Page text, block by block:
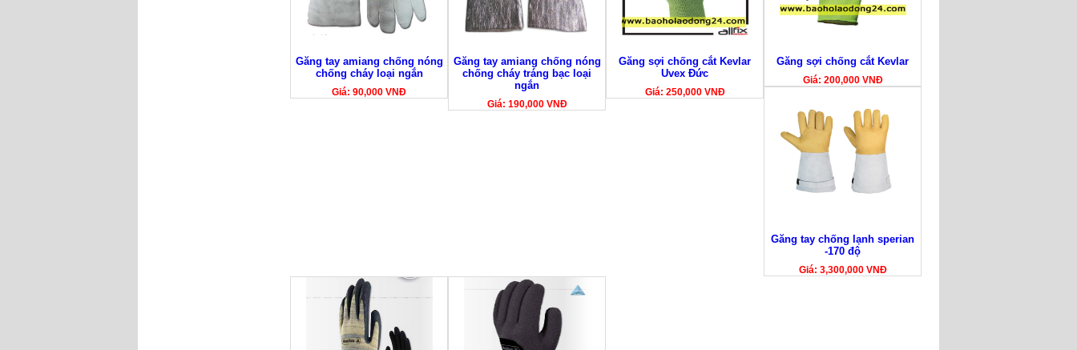
Găng tay amiang chống nóng
chống cháy loại ngắn
Giá: 90,000 VNĐ
Găng tay amiang chống nóng
chống cháy tráng bạc loại
ngắn
Giá: 190,000 VNĐ
Găng sợi chống cắt Kevlar
Uvex Đức
Giá: 250,000 VNĐ
Găng sợi chống cắt Kevlar
Giá: 200,000 VNĐ
Găng tay chống lạnh sperian
-170 độ
Giá: 3,300,000 VNĐ